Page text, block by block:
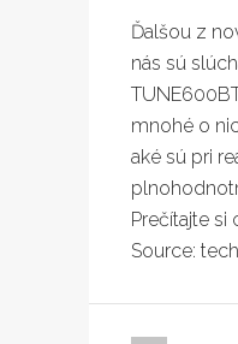
Ďalšou z
nás sú
mnohé o
aké sú pri
Prečítajte si
Source: